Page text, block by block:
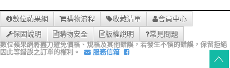
數位蘋果網 購物流程 收藏清單
會員中心
保固說明
購物安全 版權說明 常見問題
數位蘋果網將盡力避免價格、規格及其他錯誤，若發生不慎的錯誤，保留拒絕
因此等錯誤之訂單的權利。
服務信箱